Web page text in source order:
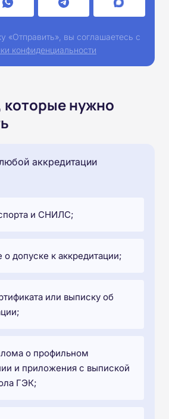
«Отправить», вы соглашаетесь с
конфиденциальности
нужно
аккредитации
и СНИЛС;
о допуске к аккредитации;
или выписку об
о профильном
и приложения с выпиской
ГЭК;